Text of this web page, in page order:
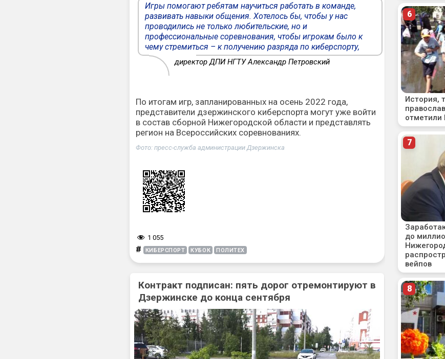
Игры помогают ребятам научиться работать в команде,
развивать навыки общения. Хотелось бы, чтобы у нас
проводились не только любительские, но и
профессиональные соревнования, чтобы игрокам было к
чему стремиться – к получению разряда по киберспорту,
директор ДПИ НГТУ Александр Петровский
По итогам игр, запланированных на осень 2022 года,
представители дзержинского киберспорта могут уже войти
в состав сборной Нижегородской области и представлять
регион на Всероссийских соревнованиях.
Фото: пресс-служба администрации Дзержинска
1 055
# КИБЕРСПОРТ КУБОК ПОЛИТЕХ
Контракт подписан: пять дорог отремонтируют в
Дзержинске до конца сентября